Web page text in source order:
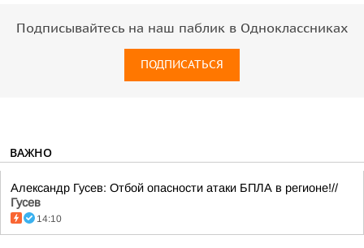
Подписывайтесь на наш паблик в Одноклассниках
ПОДПИСАТЬСЯ
ВАЖНО
Александр Гусев: Отбой опасности атаки БПЛА в регионе!//
Гусев
14:10